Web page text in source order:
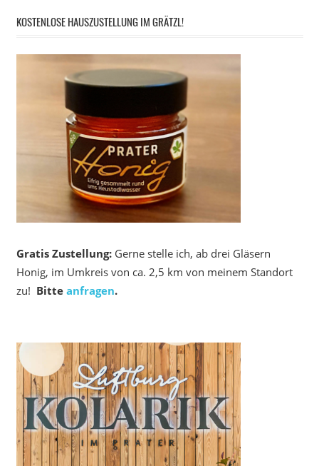
KOSTENLOSE HAUSZUSTELLUNG IM GRÄTZL!
Gratis Zustellung:Gerne stelle ich, ab drei Gläsern
Honig, im Umkreis von ca. 2,5 km von meinem Standort
zu! Bitte anfragen.